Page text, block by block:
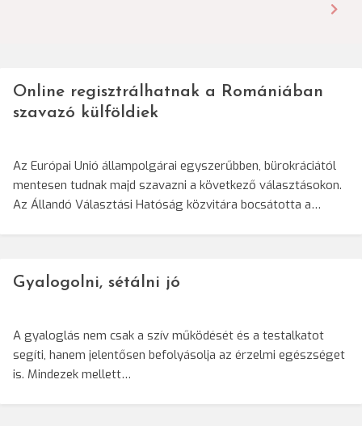
Online regisztrálhatnak a Romániában
szavazó külföldiek
Az Európai Unió állampolgárai egyszerűbben, bürokráciától
mentesen tudnak majd szavazni a következő választásokon.
Az Állandó Választási Hatóság közvitára bocsátotta a…
Gyalogolni, sétálni jó
A gyaloglás nem csak a szív működését és a testalkatot
segíti, hanem jelentősen befolyásolja az érzelmi egészséget
is. Mindezek mellett…